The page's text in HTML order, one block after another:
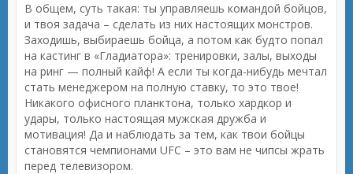
В общем, суть такая: ты управляешь командой бойцов,
и твоя задача – сделать из них настоящих монстров.
Заходишь, выбираешь бойца, а потом как будто попал
на кастинг в «Гладиатора»: тренировки, залы, выходы
на ринг — полный кайф! А если ты когда-нибудь мечтал
стать менеджером на полную ставку, то это твое!
Никакого офисного планктона, только хардкор и
удары, только настоящая мужская дружба и
мотивация! Да и наблюдать за тем, как твои бойцы
становятся чемпионами UFC – это вам не чипсы жрать
перед телевизором.